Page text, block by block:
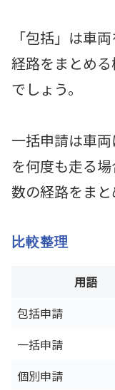
「包括」は車
経路をまとめ
でしょう。
一括申請は車
を何度も走る
数の経路をまと
比較整理
用語
包括申請
一括申請
個別申請